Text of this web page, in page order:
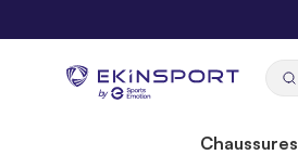
by
Chaussures